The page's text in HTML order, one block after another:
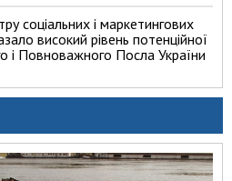
соціальних і маркетингових
високий рівень потенційної
і Повноважного Посла України